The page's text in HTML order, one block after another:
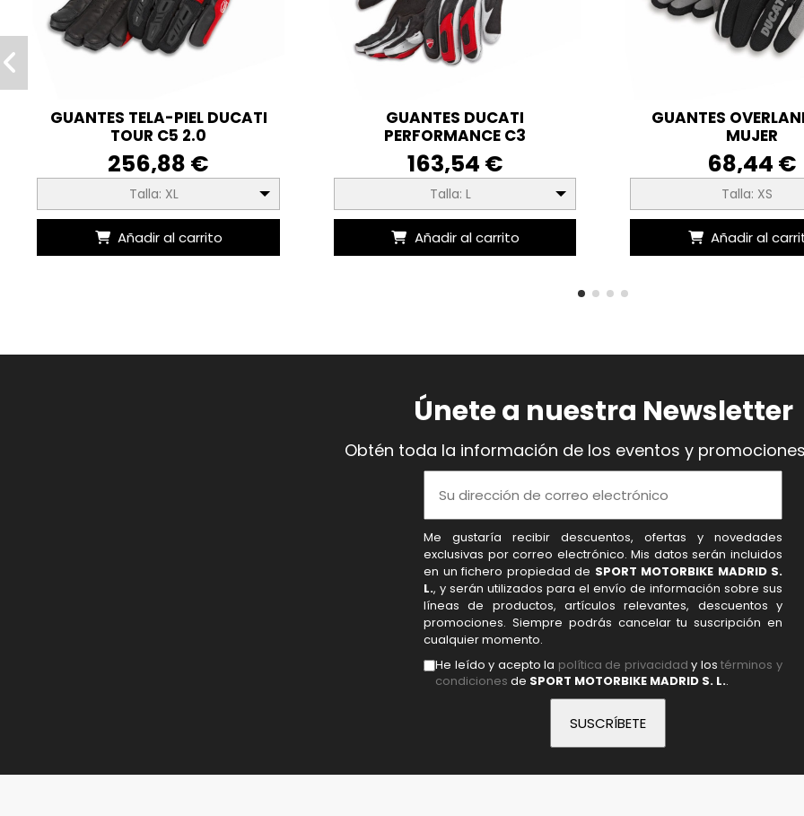
GUANTES TELA-PIEL DUCATI
TOUR C5 2.0
256,88 €
Talla: XL
Añadir al carrito
GUANTES DUCATI
PERFORMANCE C3
163,54 €
Talla: L
Añadir al carrito
GUANTES
MUJER
68,44 €
Talla: XS
Añadir al
Únete a nuestra Newsletter
Obtén toda la información de los eventos y
Me gustaría recibir descuentos, ofertas y novedades
exclusivas por correo electrónico. Mis datos serán incluidos
en un fichero propiedad de SPORT MOTORBIKE MADRID S.
L., y serán utilizados para el envío de información sobre sus
líneas de productos, artículos relevantes, descuentos y
promociones. Siempre podrás cancelar tu suscripción en
cualquier momento.
He leído y acepto la política de privacidad y lostérminos y
condiciones de SPORT MOTORBIKE MADRID S. L..